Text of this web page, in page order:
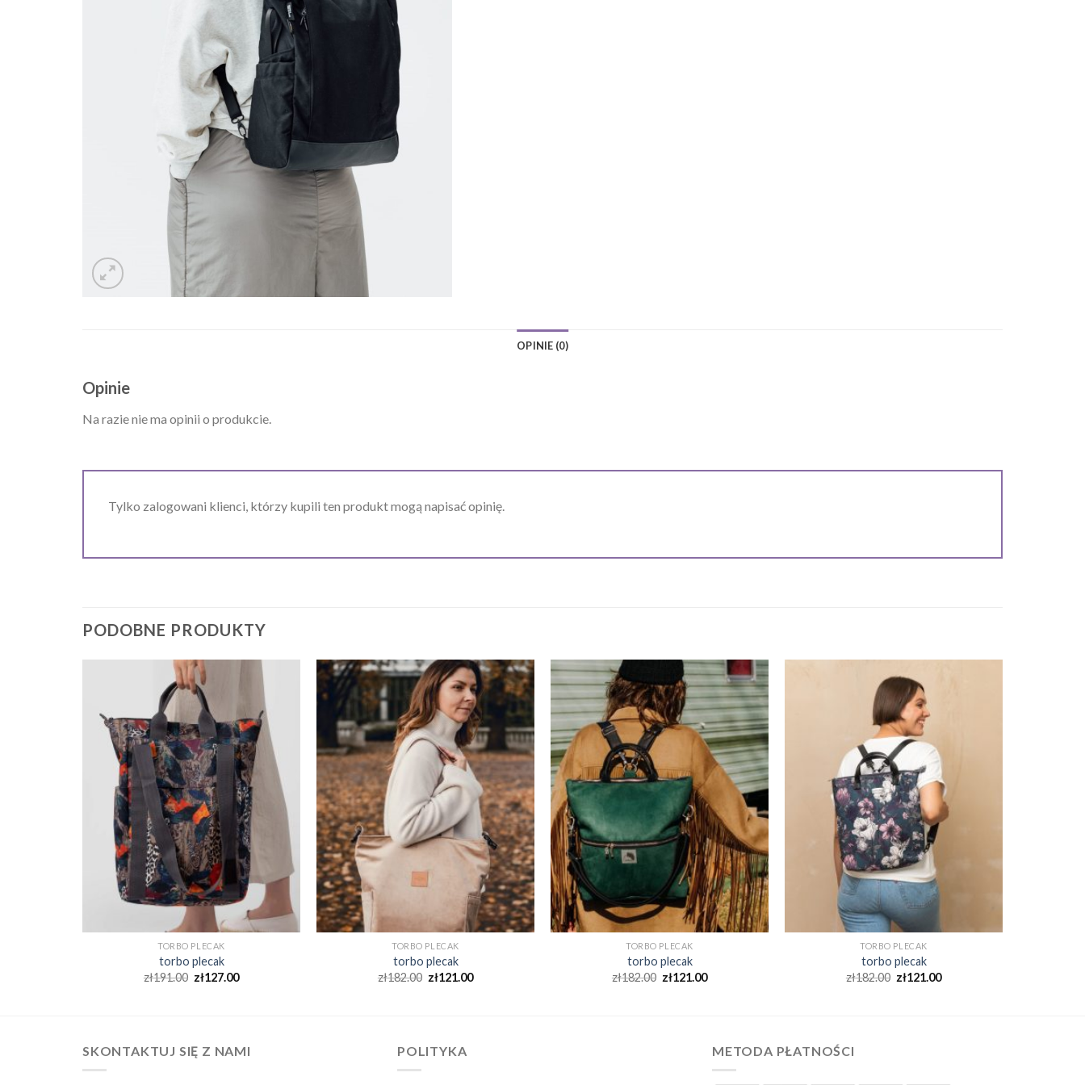
OPINIE (0)
Opinie
Na razie nie ma opinii o produkcie.
Tylko zalogowani klienci, którzy kupili ten produkt mogą napisać opinię.
PODOBNE PRODUKTY
TORBO PLECAK
torbo plecak
zł191.00 zł127.00
TORBO PLECAK
torbo plecak
zł182.00 zł121.00
TORBO PLECAK
torbo plecak
zł182.00 zł121.00
TORBO PLECAK
torbo plecak
zł182.00 zł121.00
SKONTAKTUJ SIĘ Z NAMI POLITYKA METODA PŁATNOŚCI